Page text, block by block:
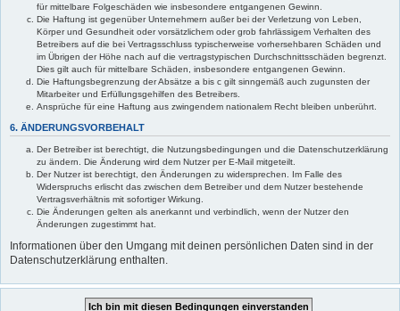
für mittelbare Folgeschäden wie insbesondere entgangenen Gewinn.
Die Haftung ist gegenüber Unternehmern außer bei der Verletzung von Leben,
Körper und Gesundheit oder vorsätzlichem oder grob fahrlässigem Verhalten des
Betreibers auf die bei Vertragsschluss typischerweise vorhersehbaren Schäden und
im Übrigen der Höhe nach auf die vertragstypischen Durchschnittsschäden begrenzt.
Dies gilt auch für mittelbare Schäden, insbesondere entgangenen Gewinn.
Die Haftungsbegrenzung der Absätze a bis c gilt sinngemäß auch zugunsten der
Mitarbeiter und Erfüllungsgehilfen des Betreibers.
Ansprüche für eine Haftung aus zwingendem nationalem Recht bleiben unberührt.
6. ÄNDERUNGSVORBEHALT
Der Betreiber ist berechtigt, die Nutzungsbedingungen und die Datenschutzerklärung
zu ändern. Die Änderung wird dem Nutzer per E-Mail mitgeteilt.
Der Nutzer ist berechtigt, den Änderungen zu widersprechen. Im Falle des
Widerspruchs erlischt das zwischen dem Betreiber und dem Nutzer bestehende
Vertragsverhältnis mit sofortiger Wirkung.
Die Änderungen gelten als anerkannt und verbindlich, wenn der Nutzer den
Änderungen zugestimmt hat.
Informationen über den Umgang mit deinen persönlichen Daten sind in der
Datenschutzerklärung enthalten.